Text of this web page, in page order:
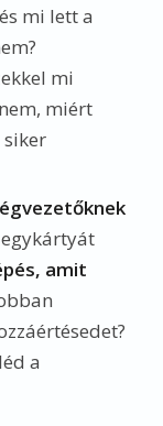
mi lett a
mi
miért
amit
a